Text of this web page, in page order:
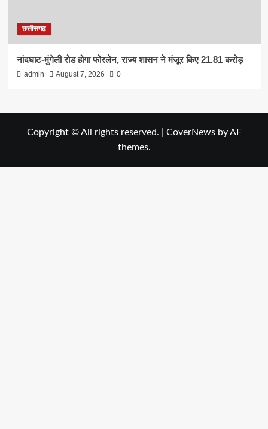
छत्तीसगढ़
नांदघाट-मुंगेली रोड होगा फोरलेन, राज्य शासन ने मंजूर किए 21.81 करोड़
admin August 7, 2026 0
Copyright © All rights reserved. CoverNewsby AF
themes.